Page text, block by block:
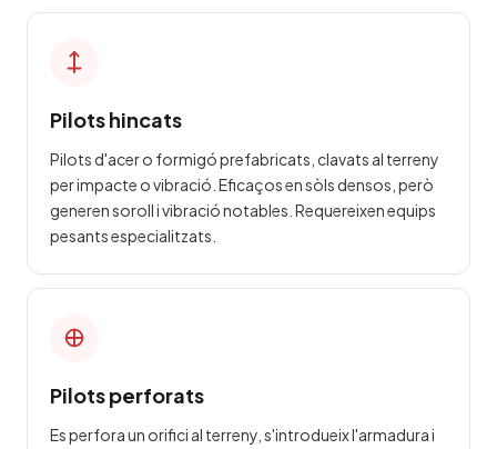
Pilots hincats
Pilots d'acer o formigó prefabricats, clavats al terreny
per impacte o vibració. Eficaços en sòls densos, però
generen soroll i vibració notables. Requereixen equips
pesants especialitzats.
Pilots perforats
Es perfora un orifici al terreny, s'introdueix l'armadura i